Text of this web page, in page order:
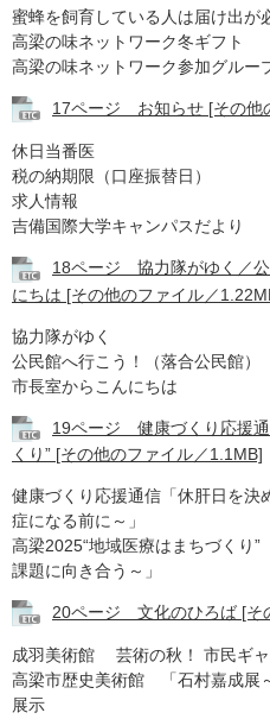
蜜蜂を飼育している人は届け出が
高梁の味ネットワーク冬ギフト
高梁の味ネットワーク参加グルー
17ページ お知らせ [その他
休日当番医
税の納期限（口座振替日）
求人情報
吉備国際大学キャンパスだより
18ページ 協力隊がゆく／
にちは [その他のファイル／
協力隊がゆく
公民館へ行こう！（落合公民館）
市長室からこんにちは
19ページ 健康づくり応援
くり” [その他のファイル／1.1MB]
健康づくり応援通信「休肝日を決
症になる前に～」
高梁2025“地域医療はまちづくり
課題に向き合う～」
20ページ 文化のひろば​ [そ
成羽美術館 芸術の秋！ 市民ギャ
高梁市歴史美術館 「石村嘉成展
展示